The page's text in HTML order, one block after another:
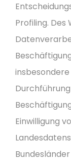
Profiling.
Einwilligung